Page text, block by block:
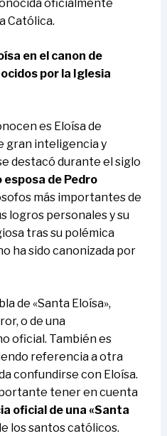
oficialmente
Católica.
en el canon de
por la Iglesia
es Eloísa de
gran inteligencia y
destacó durante el siglo
esposa de Pedro
más importantes de
logros personales y su
tras su polémica
ha sido canonizada por
de «Santa Eloísa»,
o de una
oficial. También es
referencia a otra
confundirse con Eloísa.
tener en cuenta
oficial de una «Santa
los santos católicos.